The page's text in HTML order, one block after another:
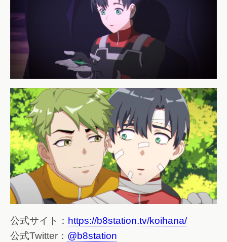
公式サイト： https://b8station.tv/koihana/
公式Twitter： @b8station